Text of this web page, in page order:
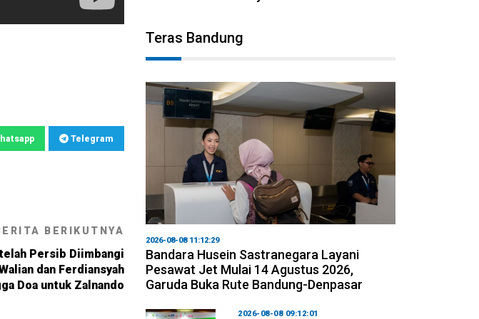
Telegram
BERIKUTNYA
Persib Diimbangi
dan Ferdiansyah
Doa untuk Zalnando
Teras Bandung
2026-08-08 11:12:29
Bandara Husein Sastranegara Layani
Pesawat Jet Mulai 14 Agustus 2026,
Garuda Buka Rute Bandung-Denpasar
2026-08-08 09:12:01